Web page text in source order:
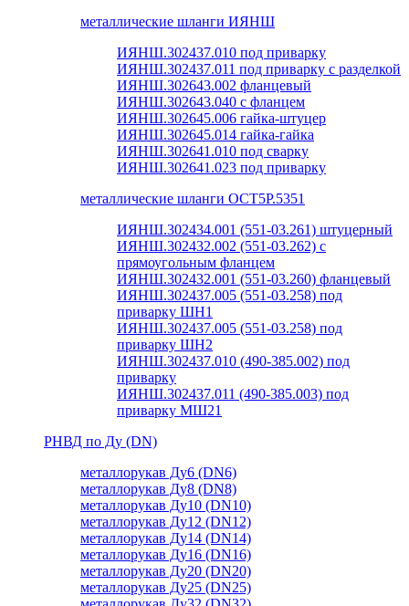
металлические шланги ИЯНШ
ИЯНШ.302437.010 под приварку
ИЯНШ.302437.011 под приварку с разделкой
ИЯНШ.302643.002 фланцевый
ИЯНШ.302643.040 с фланцем
ИЯНШ.302645.006 гайка-штуцер
ИЯНШ.302645.014 гайка-гайка
ИЯНШ.302641.010 под сварку
ИЯНШ.302641.023 под приварку
металлические шланги ОСТ5Р.5351
ИЯНШ.302434.001 (551-03.261) штуцерный
ИЯНШ.302432.002 (551-03.262) с
прямоугольным фланцем
ИЯНШ.302432.001 (551-03.260) фланцевый
ИЯНШ.302437.005 (551-03.258) под
приварку ШН1
ИЯНШ.302437.005 (551-03.258) под
приварку ШН2
ИЯНШ.302437.010 (490-385.002) под
приварку
ИЯНШ.302437.011 (490-385.003) под
приварку МШ21
РНВД по Ду (DN)
металлорукав Ду6 (DN6)
металлорукав Ду8 (DN8)
металлорукав Ду10 (DN10)
металлорукав Ду12 (DN12)
металлорукав Ду14 (DN14)
металлорукав Ду16 (DN16)
металлорукав Ду20 (DN20)
металлорукав Ду25 (DN25)